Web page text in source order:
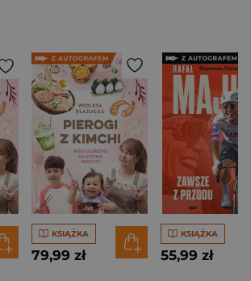
KSIĄŻKA
79,99 zł
KSIĄŻKA
55,99 zł